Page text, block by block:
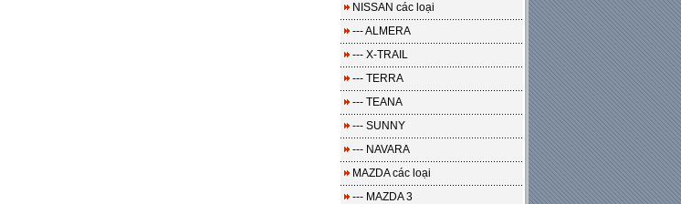
NISSAN các loại
--- ALMERA
--- X-TRAIL
--- TERRA
--- TEANA
--- SUNNY
--- NAVARA
MAZDA các loại
--- MAZDA 3